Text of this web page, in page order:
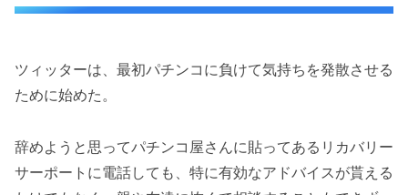
ツィッターは、最初パチンコに負けて気持ちを発散させる
ために始めた。
辞めようと思ってパチンコ屋さんに貼ってあるリカバリー
サーポートに電話しても、特に有効なアドバイスが貰える